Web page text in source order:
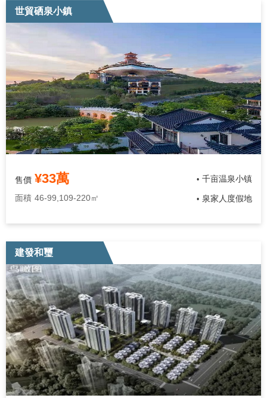
世貿硒泉小鎮
售價 ¥33萬
面積 46-99,109-220㎡
• 千亩温泉小镇
• ​泉家人度假地
建發和璽